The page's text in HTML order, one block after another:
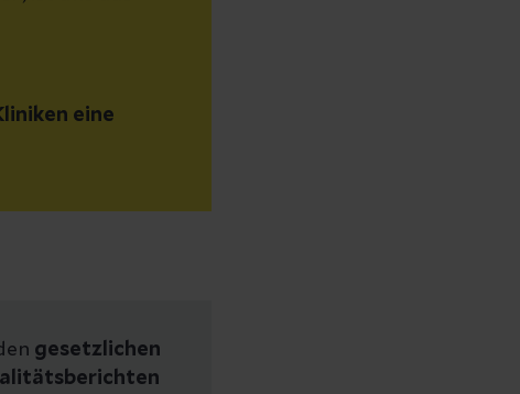
eine
gesetzlichen